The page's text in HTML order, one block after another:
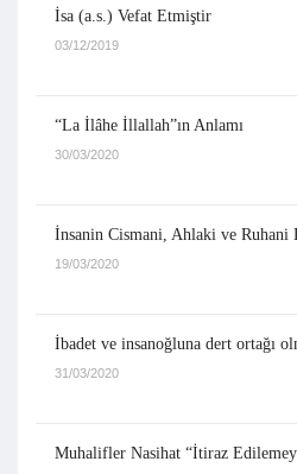
İsa (a.s.) Vefat Etmiştir
03/12/2019
“La İlâhe İllallah”ın Anlamı
30/03/2020
İnsanin Cismani, Ahlaki ve Ruhani
19/03/2020
İbadet ve insanoğluna dert ortağı
31/03/2020
Muhalifler Nasihat “İtiraz